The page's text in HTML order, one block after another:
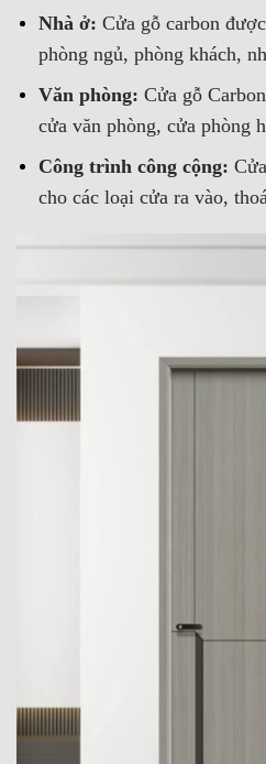
Nhà ở: Cửa gỗ carbon
phòng ngủ, phòng khách,
Văn phòng: Cửa gỗ
cửa văn phòng, cửa phòng
Công trình công cộng:
cho các loại cửa ra vào,